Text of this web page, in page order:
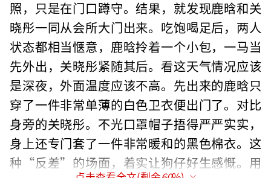
照，只是在门口蹲守。结果，就发现鹿晗和关
晓彤一同从会所大门出来。吃饱喝足后，两人
状态都相当惬意，鹿晗拎着一个小包，一马当
先外出，关晓彤紧随其后。看这天气情况应该
是深夜，外面温度应该不高。先出来的鹿晗只
穿了一件非常单薄的白色卫衣便出门了。对比
身旁的关晓彤。不光口罩帽子捂得严严实实，
身上还专门套了一件非常暖和的黑色棉衣。这
种“反差”的场面，着实让狗仔好生感慨。用